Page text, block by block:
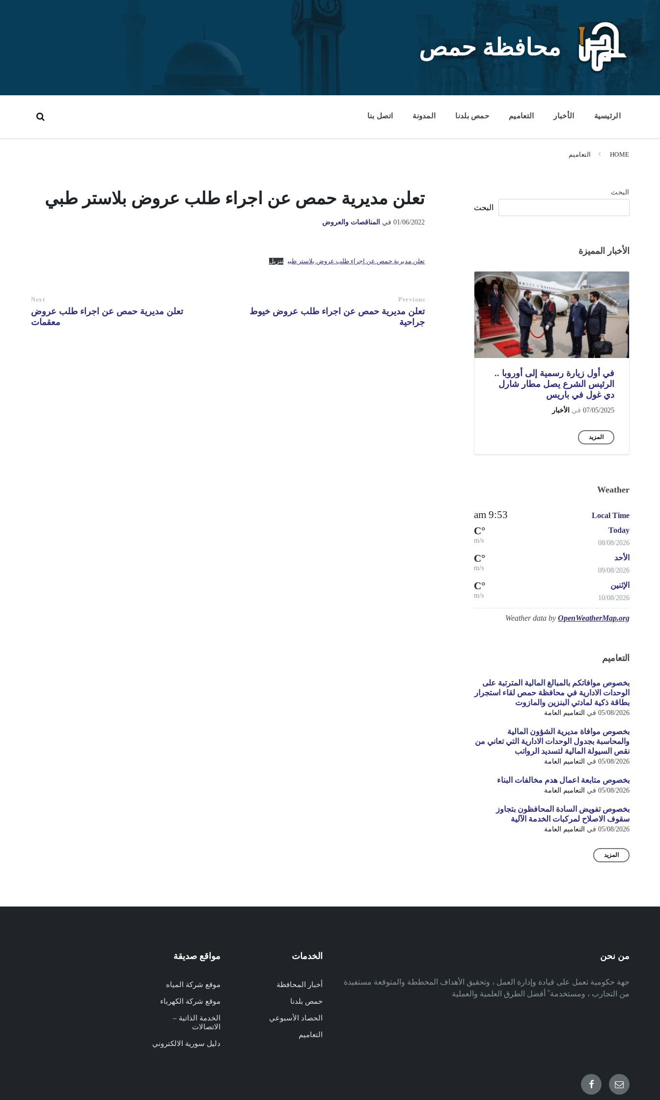
content
محافظة حمص
الرئيسية الأخبار التعاميم حمص بلدنا المدونة اتصل بنا
HOME التعاميم
تعلن مديرية حمص عن اجراء طلب عروض بلاستر طبي
01/06/2022 في المناقصات والعروض
تعلن مديرية حمص عن اجراء طلب عروض بلاستر طبي تنزيل
Previous
تعلن مديرية حمص عن اجراء طلب عروض خيوط
جراحية
Next
تعلن مديرية حمص عن اجراء طلب عروض
معقمات
البحث
البحث
الأخبار المميزة
في أول زيارة رسمية إلى أوروبا ..
الرئيس الشرع يصل مطار شارل
دي غول في باريس
07/05/2025 في الأخبار
المزيد
Weather
Local Time
9:53 am
Today
08/08/2026
°C
m/s
الأحد
09/08/2026
°C
m/s
الإثنين
10/08/2026
°C
m/s
Weather data by OpenWeatherMap.org
التعاميم
بخصوص موافاتكم بالمبالغ المالية المترتبة على
الوحدات الادارية في محافظة حمص لقاء استجرار
بطاقة ذكية لمادتي البنزين والمازوت
05/08/2026 في التعاميم العامة
بخصوص موافاة مديرية الشؤون المالية
والمحاسبة بجدول الوحدات الادارية التي تعاني من
نقص السيولة المالية لتسديد الرواتب
05/08/2026 في التعاميم العامة
بخصوص متابعة اعمال هدم مخالفات البناء
05/08/2026 في التعاميم العامة
بخصوص تفويض السادة المحافظون بتجاوز
سقوف الاصلاح لمركبات الخدمة الآلية
05/08/2026 في التعاميم العامة
المزيد
من نحن
جهة حكومية تعمل على قيادة وإدارة العمل ، وتحقيق الأهداف المخططة والمتوقعة مستفيدة
من التجارب ، ومستخدمة ً أفضل الطرق العلمية والعملية
الخدمات
أخبار المحافظة
حمص بلدنا
الحصاد الأسبوعي
التعاميم
مواقع صديقة
موقع شركة المياه
موقع شركة الكهرباء
الخدمة الذاتية –
الاتصالات
دليل سورية الالكتروني
Email
Facebook